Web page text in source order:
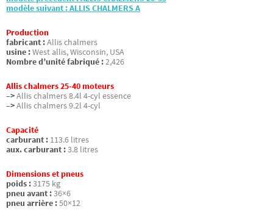
modèle suivant : ALLIS CHALMERS A
Production
fabricant :Allis chalmers
usine :West allis, Wisconsin, USA
Nombre d’unité fabriqué :2,426
Allis chalmers 25-40 moteurs
–>Allis chalmers 8.4l 4-cyl essence
–>Allis chalmers 9.2l 4-cyl
Capacité
carburant : 113.6 litres
aux. carburant :3.8 litres
Dimensions et pneus
poids :3175 kg
pneu avant :36×6
pneu arrière :50×12